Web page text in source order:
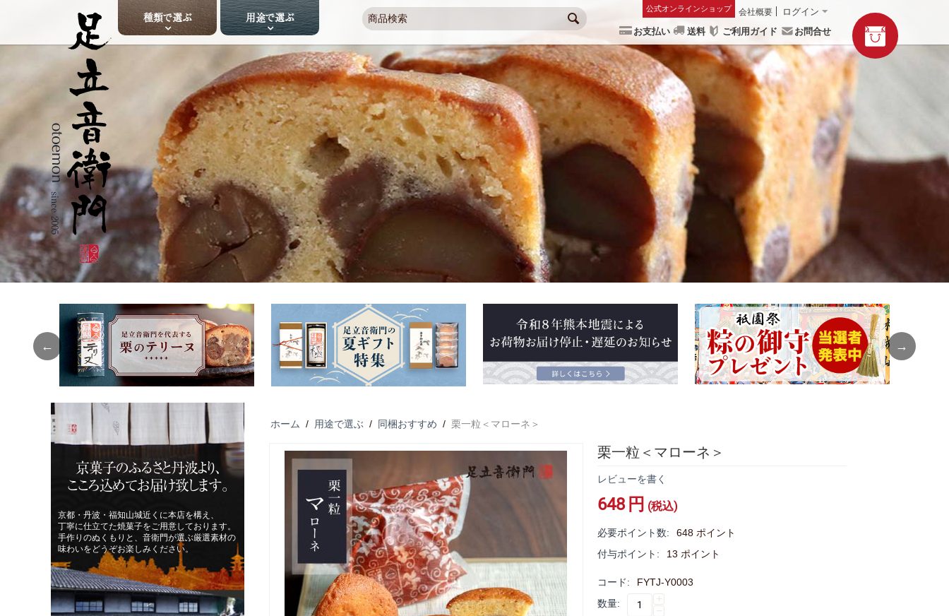
種類で選ぶ 用途で選ぶ
公式オンラインショップ 会社概要 ログイン
お支払い 送料 ご利用ガイド お問合せ
Previous Next
京菓子のふるさと丹波より、
こころ込めてお届け致します。
京都・丹波・福知山城近くに本店を構え、
丁寧に仕立てた焼菓子をご用意しております。
手作りのぬくもりと、音衛門が選ぶ厳選素材の
味わいをどうぞお楽しみください。
ホーム / 用途で選ぶ / 同梱おすすめ / 栗一粒＜マローネ＞
栗一粒＜マローネ＞
レビューを書く
648 円 (税込)
必要ポイント数:
648 ポイント
付与ポイント:
13 ポイント
コード:
FYTJ-Y0003
数量:
+
−